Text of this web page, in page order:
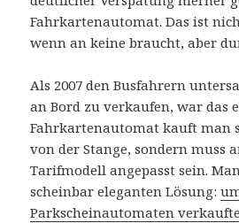
Fahrkartenautomat. Das ist
wenn an keine braucht, aber
Als 2007 den Busfahrern
an Bord zu verkaufen, war das
Fahrkartenautomat kauft man
von der Stange, sondern muss
Tarifmodell angepasst sein.
scheinbar eleganten Lösung:
Parkscheinautomaten